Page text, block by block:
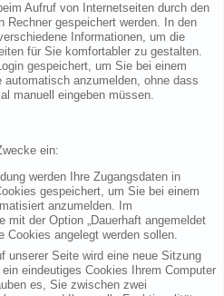
Aufruf von Internetseiten durch den
Rechner gespeichert werden. In den
Informationen, um die
für Sie komfortabler zu gestalten.
gespeichert, um Sie bei einem
anzumelden, ohne dass
manuell eingeben müssen.
ein:
werden Ihre Zugangsdaten in
gespeichert, um Sie bei einem
anzumelden. Im
mit der Option „Dauerhaft angemeldet
Cookies angelegt werden sollen.
unserer Seite wird eine neue Sitzung
eindeutiges Cookies Ihrem Computer
es, Sie zwischen zwei